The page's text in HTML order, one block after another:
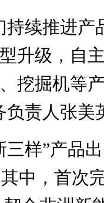
续推进产
升级，自
挖掘机等
负责人张美
样”产品出
中，首次